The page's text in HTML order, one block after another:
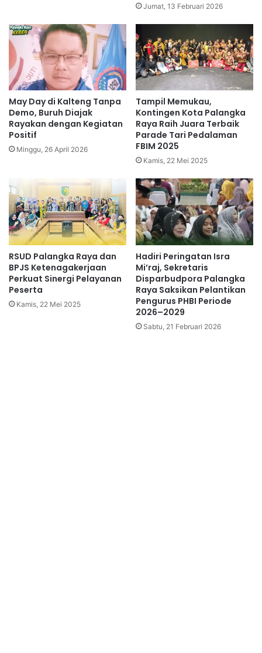
Jumat, 13 Februari 2026
May Day di Kalteng Tanpa
Demo, Buruh Diajak
Rayakan dengan Kegiatan
Positif
Minggu, 26 April 2026
Tampil Memukau,
Kontingen Kota Palangka
Raya Raih Juara Terbaik
Parade Tari Pedalaman
FBIM 2025
Kamis, 22 Mei 2025
RSUD Palangka Raya dan
BPJS Ketenagakerjaan
Perkuat Sinergi Pelayanan
Peserta
Kamis, 22 Mei 2025
Hadiri Peringatan Isra
Mi’raj, Sekretaris
Disparbudpora Palangka
Raya Saksikan Pelantikan
Pengurus PHBI Periode
2026–2029
Sabtu, 21 Februari 2026